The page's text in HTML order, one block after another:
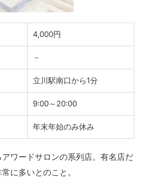
4,000円
－
立川駅南口から1分
9:00～20:00
年末年始のみ休み
ワードサロンの系列店。有名店だ
に多いとのこと。